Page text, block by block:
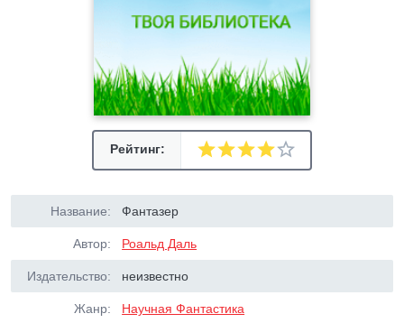
Рейтинг:
Название: Фантазер
Автор: Роальд Даль
Издательство: неизвестно
Жанр: Научная Фантастика